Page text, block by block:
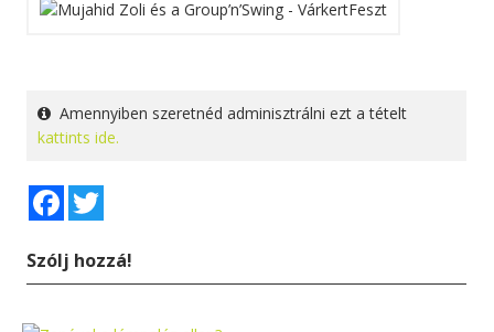
Amennyiben szeretnéd adminisztrálni ezt a tételt
kattints ide.
Facebook
Szólj hozzá!